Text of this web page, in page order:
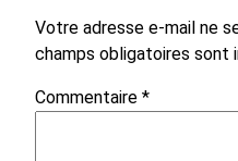
Votre adresse e-mail ne
champs obligatoires sont
Commentaire *